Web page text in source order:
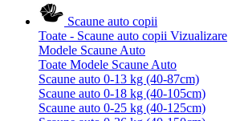
Scaune auto copii
Toate - Scaune auto copii Vizualizare
Modele Scaune Auto
Toate Modele Scaune Auto
Scaune auto 0-13 kg (40-87cm)
Scaune auto 0-18 kg (40-105cm)
Scaune auto 0-25 kg (40-125cm)